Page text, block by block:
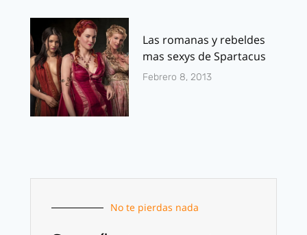
Las romanas y rebeldes
mas sexys de Spartacus
Febrero 8, 2013
No te pierdas nada